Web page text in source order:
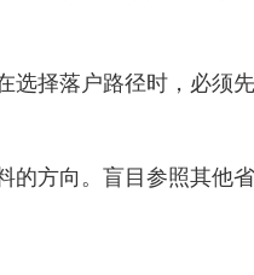
择落户路径时，必须
方向。盲目参照其他